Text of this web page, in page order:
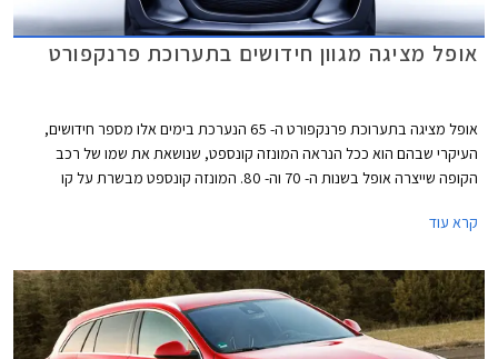
אופל מציגה מגוון חידושים בתערוכת פרנקפורט
אופל מציגה בתערוכת פרנקפורט ה- 65 הנערכת בימים אלו מספר חידושים,
העיקרי שבהם הוא ככל הנראה המונזה קונספט, שנושאת את שמו של רכב
הקופה שייצרה אופל בשנות ה- 70 וה- 80. המונזה קונספט מבשרת על קו
קונספט ספורטיבי ועתידני כאשר הסממן הבולט ביותר הוא צמד הדלתות
להיעדרותה של קורה B.
קרא עוד